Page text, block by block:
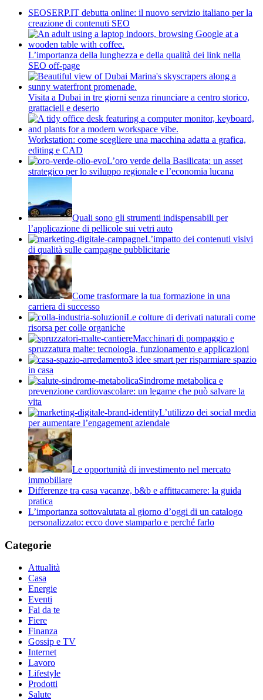
SEOSERP.IT debutta online: il nuovo servizio italiano per la
creazione di contenuti SEO
L’importanza della lunghezza e della qualità dei link nella
SEO off-page
Visita a Dubai in tre giorni senza rinunciare a centro storico,
grattacieli e deserto
Workstation: come scegliere una macchina adatta a grafica,
editing e CAD
L’oro verde della Basilicata: un asset
strategico per lo sviluppo regionale e l’economia lucana
Quali sono gli strumenti indispensabili per
l’applicazione di pellicole sui vetri auto
L’impatto dei contenuti visivi
di qualità sulle campagne pubblicitarie
Come trasformare la tua formazione in una
carriera di successo
Le colture di derivati naturali come
risorsa per colle organiche
Macchinari di pompaggio e
spruzzatura malte: tecnologia, funzionamento e applicazioni
3 idee smart per risparmiare spazio
in casa
Sindrome metabolica e
prevenzione cardiovascolare: un legame che può salvare la
vita
L’utilizzo dei social media
per aumentare l’engagement aziendale
Le opportunità di investimento nel mercato
immobiliare
Differenze tra casa vacanze, b&b e affittacamere: la guida
pratica
L’importanza sottovalutata al giorno d’oggi di un catalogo
personalizzato: ecco dove stamparlo e perché farlo
Categorie
Attualità
Casa
Energie
Eventi
Fai da te
Fiere
Finanza
Gossip e TV
Internet
Lavoro
Lifestyle
Prodotti
Salute